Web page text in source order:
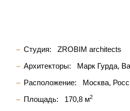
Студия:
ZROBIM architects
Архитекторы:
Марк Гурда
Расположение:
Москва,
Площадь:
170,8 м2